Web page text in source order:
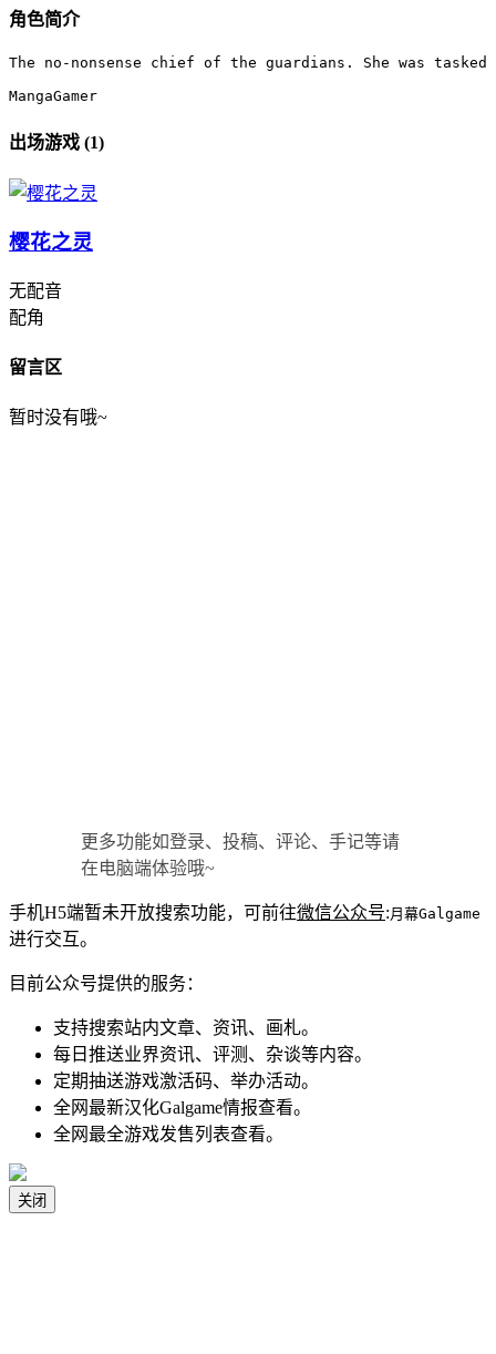
角色简介
The no-nonsense chief of the guardians. She was
MangaGamer
出场游戏 (1)
樱花之灵
无配音
配角
留言区
暂时没有哦~
更多功能如登录、投稿、评论、手记等请
在电脑端体验哦~
手机H5端暂未开放搜索功能，可前往微信公众号: 月幕Galgame
进行交互。
目前公众号提供的服务：
支持搜索站内文章、资讯、画札。
每日推送业界资讯、评测、杂谈等内容。
定期抽送游戏激活码、举办活动。
全网最新汉化Galgame情报查看。
全网最全游戏发售列表查看。
关闭